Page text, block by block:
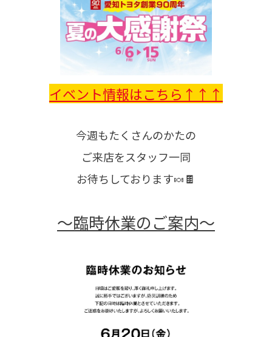
イベント情報はこちら↑↑↑
今週もたくさんのかたの
ご来店をスタッフ一同
お待ちしております🍬🍫
～臨時休業のご案内～